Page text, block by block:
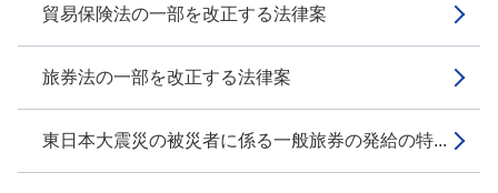
貿易保険法の一部を改正する法律案
旅券法の一部を改正する法律案
東日本大震災の被災者に係る一般旅券の発給の特...